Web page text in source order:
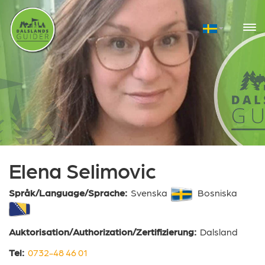
Elena Selimovic
Språk/Language/Sprache: Svenska Bosniska
Auktorisation/Authorization/Zertifizierung: Dalsland
Tel: 0732-48 46 01